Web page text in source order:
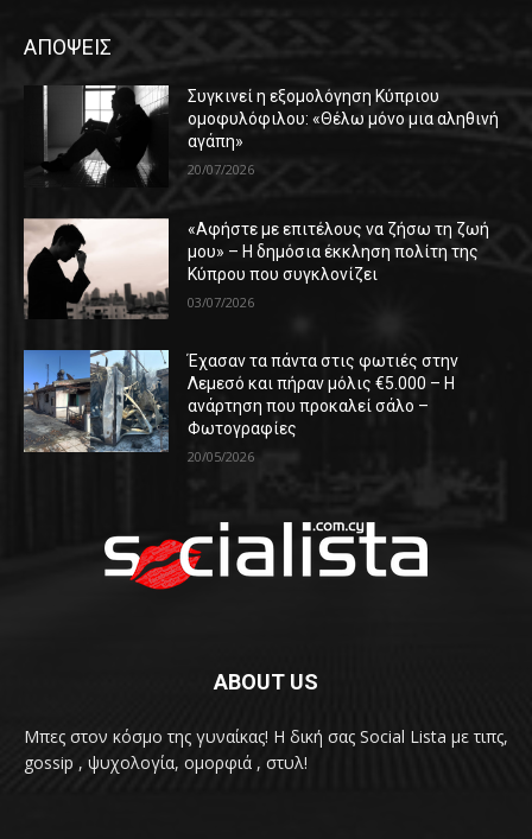
ΑΠΟΨΕΙΣ
Συγκινεί η εξομολόγηση Κύπριου
ομοφυλόφιλου: «Θέλω μόνο μια αληθινή
αγάπη»
20/07/2026
«Αφήστε με επιτέλους να ζήσω τη ζωή
μου» – Η δημόσια έκκληση πολίτη της
Κύπρου που συγκλονίζει
03/07/2026
Έχασαν τα πάντα στις φωτιές στην
Λεμεσό και πήραν μόλις €5.000 – Η
ανάρτηση που προκαλεί σάλο –
Φωτογραφίες
20/05/2026
ABOUT US
Μπες στον κόσμο της γυναίκας! H δική σας Social Lista με τιπς,
gossip , ψυχολογία, ομορφιά , στυλ!